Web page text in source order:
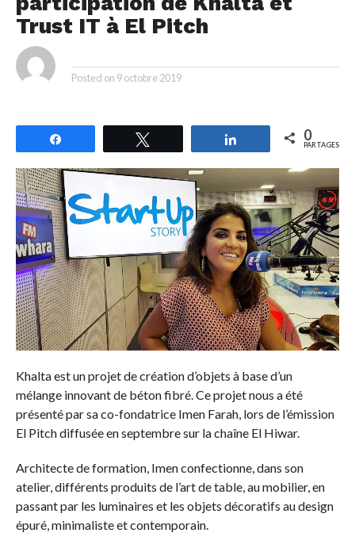
Trust IT à El Pitch
Posted on 9 octobre 2019
Partagez 0
PARTAGES
Khalta est un projet de création d’objets à base d’un
mélange innovant de béton fibré. Ce projet nous a été
présenté par sa co-fondatrice Imen Farah, lors de l’émission
El Pitch diffusée en septembre sur la chaîne El Hiwar.
Architecte de formation, Imen confectionne, dans son
atelier, différents produits de l’art de table, au mobilier, en
passant par les luminaires et les objets décoratifs au design
épuré, minimaliste et contemporain.